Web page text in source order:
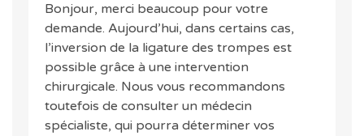
Bonjour, merci beaucoup pour votre
demande. Aujourd’hui, dans certains cas,
l’inversion de la ligature des trompes est
possible grâce à une intervention
chirurgicale. Nous vous recommandons
toutefois de consulter un médecin
spécialiste, qui pourra déterminer vos